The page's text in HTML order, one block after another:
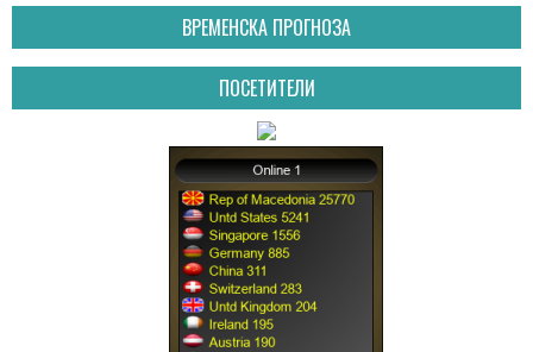
ВРЕМЕНСКА ПРОГНОЗА
ПОСЕТИТЕЛИ